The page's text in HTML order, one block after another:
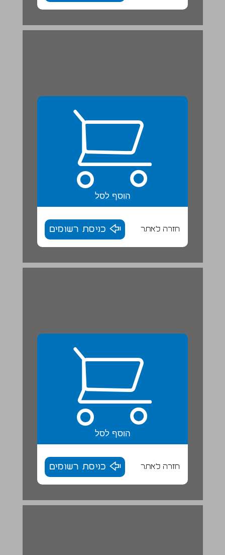
פעילויות לחזרה ולסיכום ... 19
הוסף לסל
חזרה לאתר כניסת רשומים
הוסף לסל
חזרה לאתר כניסת רשומים
פרק ב מערכת השמש ומרכיביה ... 21